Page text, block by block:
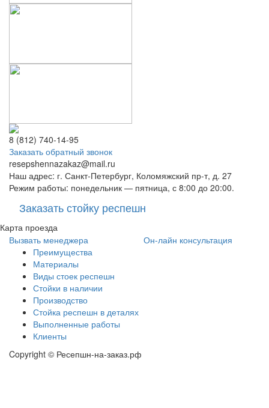
8 (812) 740-14-95
Заказать обратный звонок
resepshennazakaz@mail.ru
Наш адрес: г. Санкт-Петербург, Коломяжский пр-т, д. 27
Режим работы: понедельник — пятница, с 8:00 до 20:00.
Заказать стойку респешн
Карта проезда
Вызвать менеджера
Он-лайн консультация
Преимущества
Материалы
Виды стоек респешн
Стойки в наличии
Производство
Стойка респешн в деталях
Выполненные работы
Клиенты
Copyright © Ресепшн-на-заказ.рф